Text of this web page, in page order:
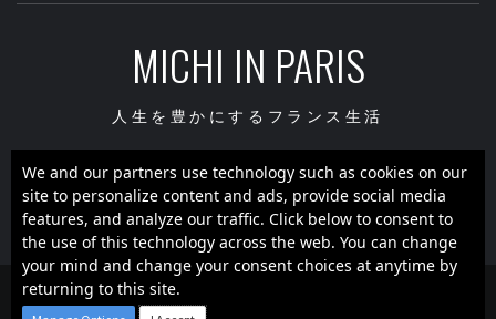
MICHI IN PARIS
人生を豊かにするフランス生活
FacebookInstagramyoutube
Copyright ©Michi in Paris - All rights reserved.
We and our partners use technology such as cookies on our
site to personalize content and ads, provide social media
features, and analyze our traffic. Click below to consent to
the use of this technology across the web. You can change
your mind and change your consent choices at anytime by
returning to this site.